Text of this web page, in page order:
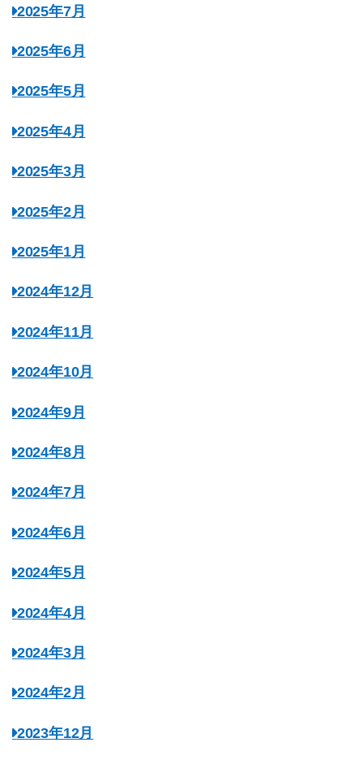
2025年7月
2025年6月
2025年5月
2025年4月
2025年3月
2025年2月
2025年1月
2024年12月
2024年11月
2024年10月
2024年9月
2024年8月
2024年7月
2024年6月
2024年5月
2024年4月
2024年3月
2024年2月
2023年12月